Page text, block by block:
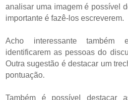
analisar uma imagem é possível
importante é fazê-los escreverem.
Acho interessante
identificarem as pessoas do
Outra sugestão é destacar um
pontuação.
Também é possível destacar